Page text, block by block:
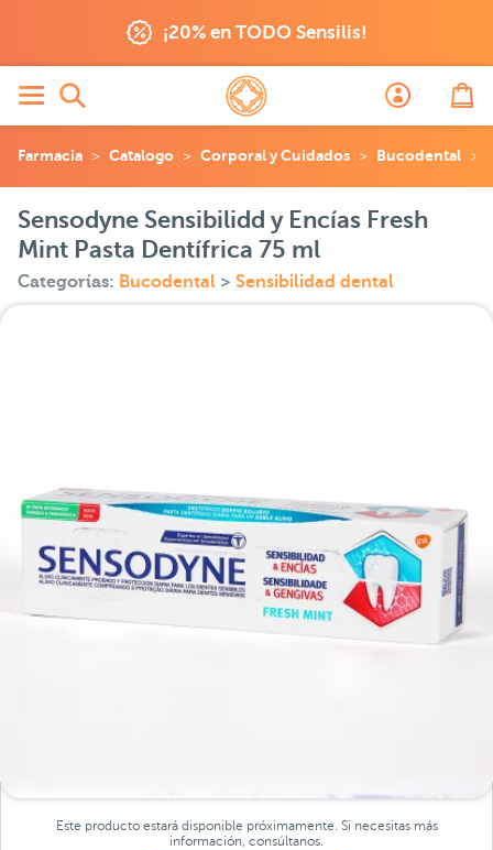
¡20% en TODO Sensilis!
Farmacia Catalogo Corporal y Cuidados Bucodental
Sensodyne Sensibilidd y Encías Fresh
Mint Pasta Dentífrica 75 ml
Categorías: Bucodental > Sensibilidad dental
Este producto estará disponible próximamente. Si necesitas más
información, consúltanos.